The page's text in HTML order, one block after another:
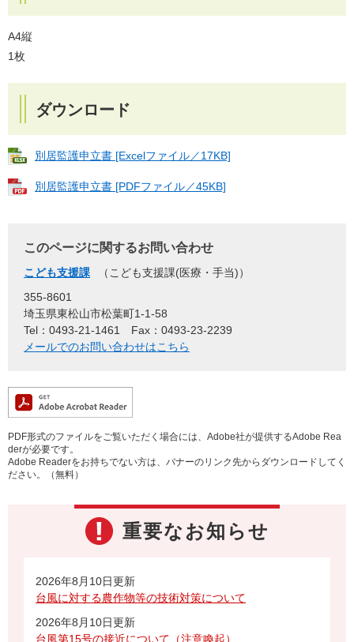
A4縦
1枚
ダウンロード
別居監護申立書 [Excelファイル／17KB]
別居監護申立書 [PDFファイル／45KB]
このページに関するお問い合わせ
こども支援課
こども支援課(医療・手当)
355-8601
埼玉県東松山市松葉町1-1-58
Tel：0493-21-1461
Fax：0493-23-2239
メールでのお問い合わせはこちら
PDF形式のファイルをご覧いただく場合には、Adobe社が提供するAdobe Rea
derが必要です。
Adobe Readerをお持ちでない方は、バナーのリンク先からダウンロードしてく
ださい。（無料）
重要なお知らせ
2026年8月10日更新
台風に対する農作物等の技術対策について
2026年8月10日更新
台風第15号の接近について（注意喚起）